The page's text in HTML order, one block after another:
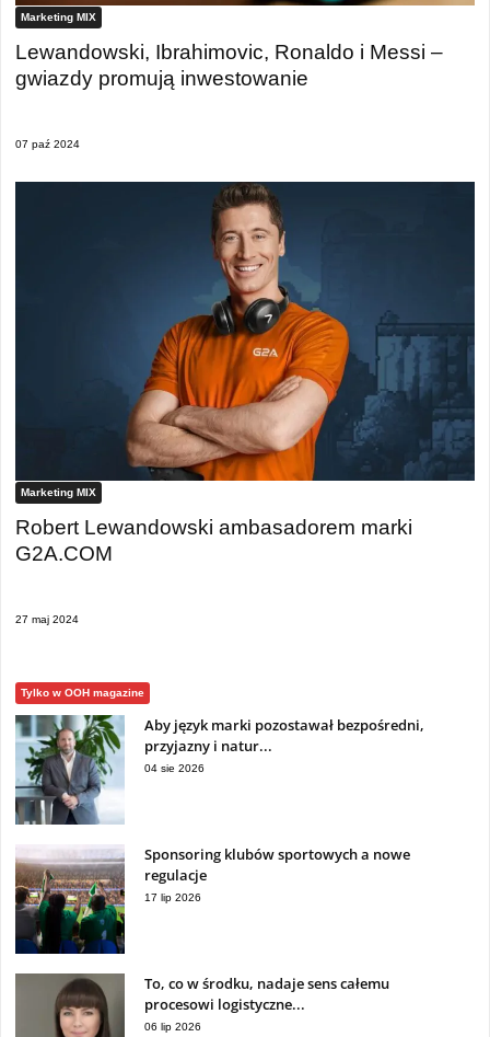
Marketing MIX
Lewandowski, Ibrahimovic, Ronaldo i Messi –
gwiazdy promują inwestowanie
07 paź 2024
Marketing MIX
Robert Lewandowski ambasadorem marki
G2A.COM
27 maj 2024
Tylko w OOH magazine
Aby język marki pozostawał bezpośredni,
przyjazny i natur...
04 sie 2026
Sponsoring klubów sportowych a nowe
regulacje
17 lip 2026
To, co w środku, nadaje sens całemu
procesowi logistyczne...
06 lip 2026